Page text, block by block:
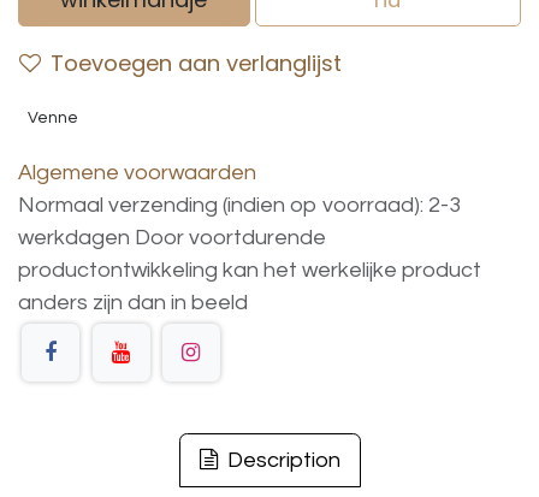
Toevoegen aan verlanglijst
Venne
Algemene voorwaarden
Normaal verzending (indien op voorraad): 2-3
werkdagen Door voortdurende
productontwikkeling kan het werkelijke product
anders zijn dan in beeld
Description